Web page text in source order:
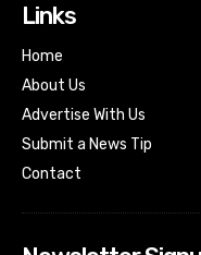
Links
Home
About Us
Advertise With Us
Submit a News Tip
Contact